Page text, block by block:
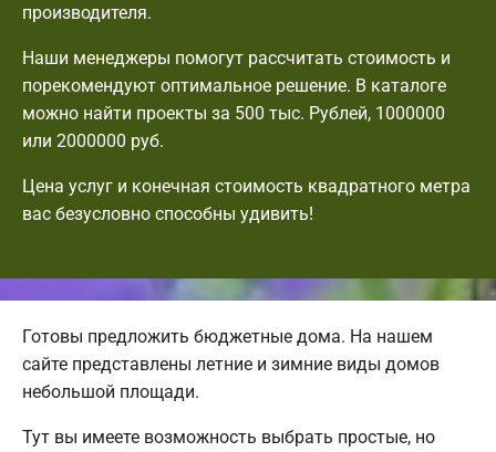
производителя.
Наши менеджеры помогут рассчитать стоимость и
порекомендуют оптимальное решение. В каталоге
можно найти проекты за 500 тыс. Рублей, 1000000
или 2000000 руб.
Цена услуг и конечная стоимость квадратного метра
вас безусловно способны удивить!
Готовы предложить бюджетные дома. На нашем
сайте представлены летние и зимние виды домов
небольшой площади.
Тут вы имеете возможность выбрать простые, но